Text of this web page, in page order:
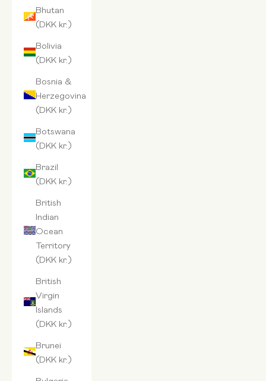
Bhutan
(DKK kr.)
Bolivia
(DKK kr.)
Bosnia &
Herzegovina
(DKK kr.)
Botswana
(DKK kr.)
Brazil
(DKK kr.)
British
Indian
Ocean
Territory
(DKK kr.)
British
Virgin
Islands
(DKK kr.)
Brunei
(DKK kr.)